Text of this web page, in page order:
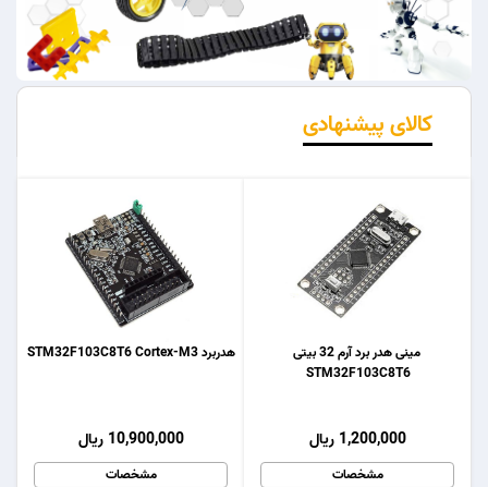
کالای پیشنهادی
هدربرد STM32F103C8T6 Cortex-M3
10,900,000 ریال
مشخصات
مینی هدر برد آرم 32 بیتی
STM32F103C8T6
1,200,000 ریال
مشخصات